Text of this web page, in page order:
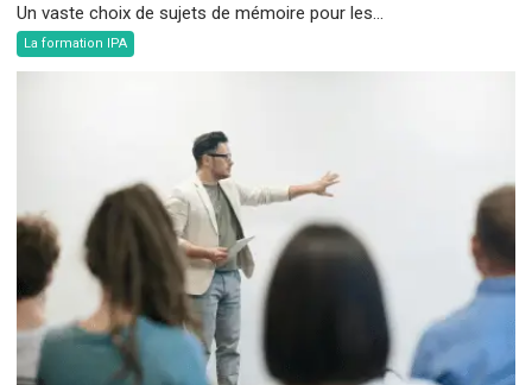
Un vaste choix de sujets de mémoire pour les...
La formation IPA